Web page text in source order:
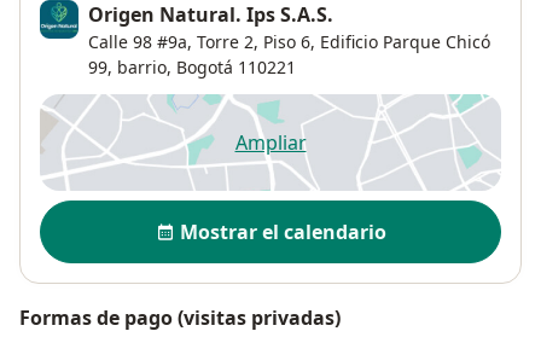
Origen Natural. Ips S.A.S.
Calle 98 #9a, Torre 2, Piso 6, Edificio Parque Chicó
99, barrio, Bogotá 110221
Ampliarse abre en una nueva
Disponibilidad
Mostrar el calendario
Formas de pago (visitas privadas)